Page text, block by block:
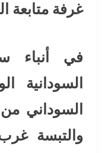
غرفة متابعة
في أنباء
السودانية
السوداني
والتبسة